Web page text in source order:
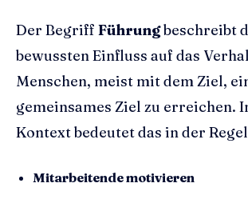
Der Begriff Führungbeschreibt
bewussten Einfluss auf das
Menschen, meist mit dem Ziel,
gemeinsames Ziel zu erreichen.
Kontext bedeutet das in der
Mitarbeitende motivieren